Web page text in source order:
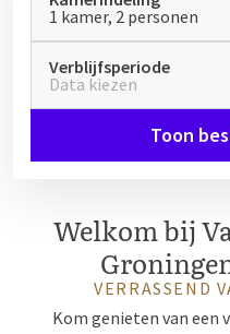
1 kamer, 2 personen
Verblijfsperiode
Data kiezen
Toon
Welkom bij
VERRASSEND
Kom genieten van een